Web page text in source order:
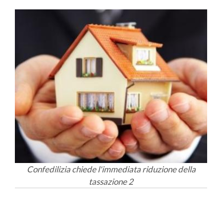
Confedilizia chiede l'immediata riduzione della
tassazione 2